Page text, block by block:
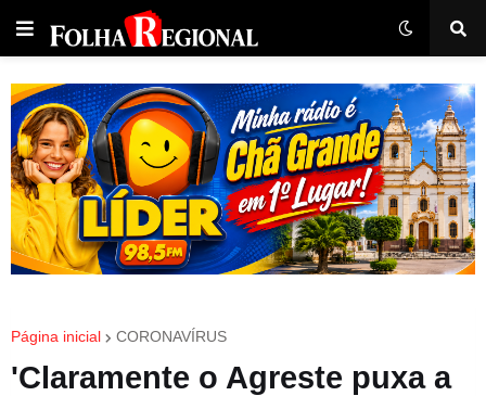
Página inicial CORONAVÍRUS
'Claramente o Agreste puxa a